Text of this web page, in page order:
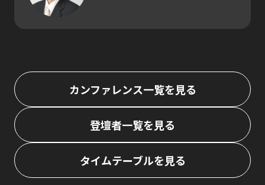
カンファレンス一覧を見る
登壇者一覧を見る
タイムテーブルを見る